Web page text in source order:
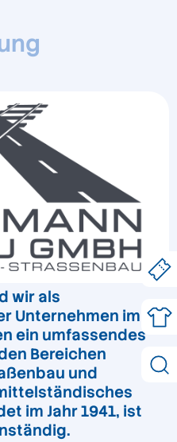
wir als
Unternehmen im
ein umfassendes
Bereichen
und
im Jahr 1941, ist